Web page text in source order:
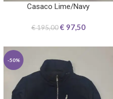
Casaco Lime/Navy
€195,00 € 97,50
-50%